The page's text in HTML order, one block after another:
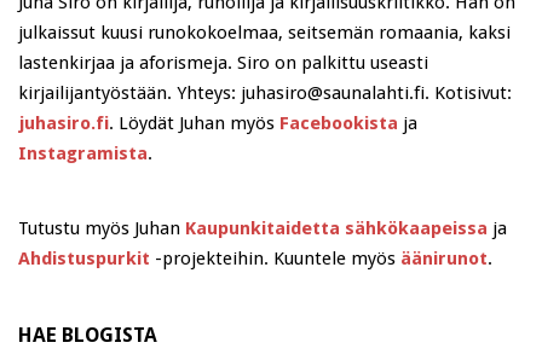
julkaissut kuusi runokokoelmaa, seitsemän romaania, kaksi
lastenkirjaa ja aforismeja. Siro on palkittu useasti
kirjailijantyöstään. Yhteys: juhasiro@saunalahti.fi. Kotisivut:
juhasiro.fi. Löydät Juhan myös Facebookista ja
Instagramista.
Tutustu myös Juhan Kaupunkitaidetta sähkökaapeissa ja
Ahdistuspurkit -projekteihin. Kuuntele myös äänirunot.
HAE BLOGISTA